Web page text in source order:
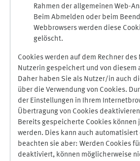
Rahmen der allgemeinen Web-
Beim Abmelden oder beim
Webbrowsers werden diese
gelöscht.
Cookies werden auf dem Rechner
Nutzerin gespeichert und von diesem
Daher haben Sie als Nutzer/in auch
über die Verwendung von Cookies.
der Einstellungen in Ihrem
Übertragung von Cookies
Bereits gespeicherte Cookies
werden. Dies kann auch
beachten sie aber: Werden Cookies
deaktiviert, können möglicherweise